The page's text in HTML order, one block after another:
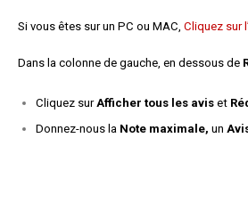
Si vous êtes sur un PC ou MAC, Cliquez sur
Dans la colonne de gauche, en dessous de
Cliquez sur Afficher tous les avis et
Donnez-nous la Note maximale, un